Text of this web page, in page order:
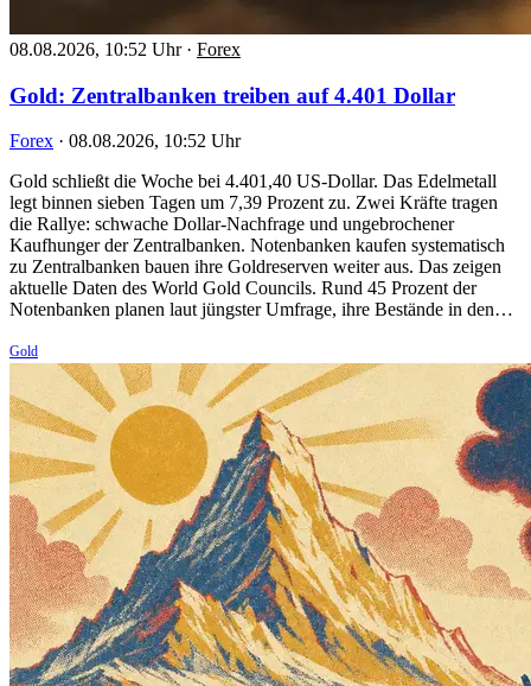
08.08.2026, 10:52 Uhr · Forex
Gold: Zentralbanken treiben auf 4.401 Dollar
Forex · 08.08.2026, 10:52 Uhr
Gold schließt die Woche bei 4.401,40 US-Dollar. Das Edelmetall
legt binnen sieben Tagen um 7,39 Prozent zu. Zwei Kräfte tragen
die Rallye: schwache Dollar-Nachfrage und ungebrochener
Kaufhunger der Zentralbanken. Notenbanken kaufen systematisch
zu Zentralbanken bauen ihre Goldreserven weiter aus. Das zeigen
aktuelle Daten des World Gold Councils. Rund 45 Prozent der
Notenbanken planen laut jüngster Umfrage, ihre Bestände in den…
Gold